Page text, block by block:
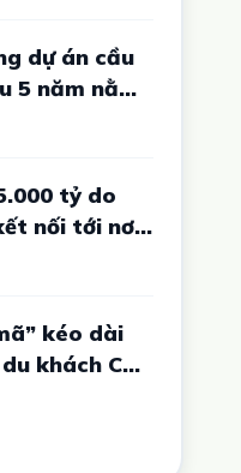
dự án cầu
5 năm nằm
tỷ do
nối tới nơi
và được
kéo dài
khách Cát